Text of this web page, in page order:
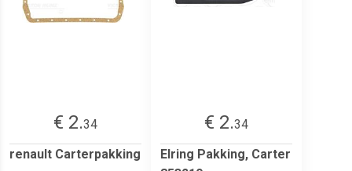
€ 2.34
renault Carterpakking
€ 2.34
Elring Pakking, Carter